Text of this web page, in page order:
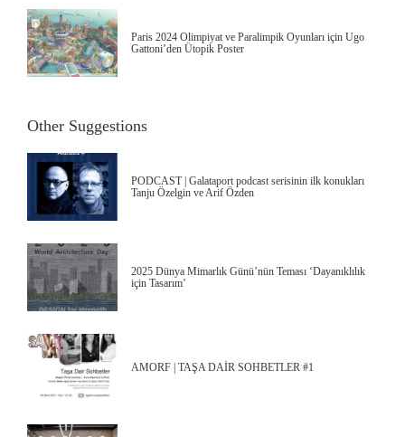
Paris 2024 Olimpiyat ve Paralimpik Oyunları için Ugo
Gattoni’den Ütopik Poster
Other Suggestions
PODCAST | Galataport podcast serisinin ilk konukları
Tanju Özelgin ve Arif Özden
2025 Dünya Mimarlık Günü’nün Teması ‘Dayanıklılık
için Tasarım’
AMORF | TAŞA DAİR SOHBETLER #1